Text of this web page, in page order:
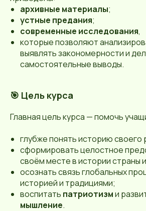
архивные материалы;
устные предания;
современные исследования,
которые позволяют
выявлять закономерности и
самостоятельные выводы.
🎯 Цель курса
Главная цель курса — помочь
глубже понять историю своего
сформировать целостное
своём месте в истории страны
осознать связь глобальных
историей и традициями;
воспитать патриотизми
мышление.